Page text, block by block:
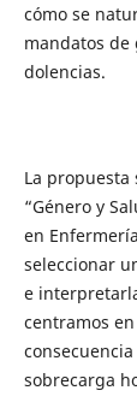
cómo se
mandatos de
dolencias.
La
“Género y
en
seleccionar
e
centramos
sobrecarga